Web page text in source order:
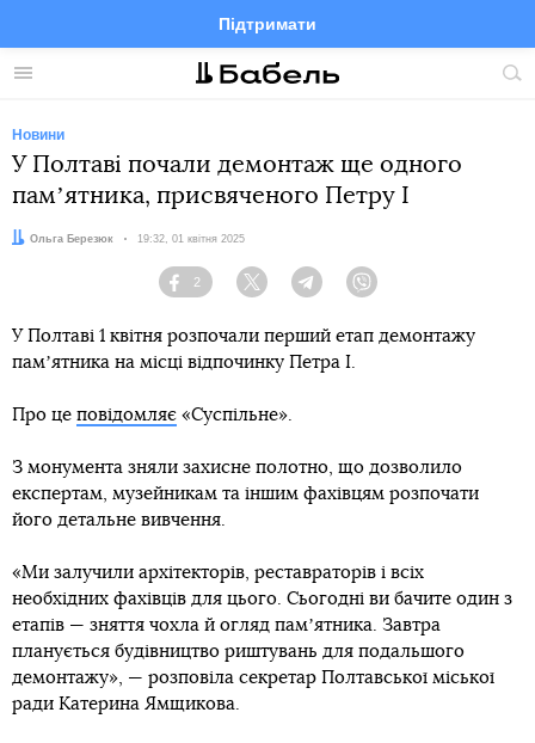
Меню
Підтримати
FacebookTelegramTwitter
Новини
У Полтаві почали демонтаж ще одного
памʼятника, присвяченого Петру I
Автор:
Ольга Березюк Дата:
19:32, 01 квітня 2025
Facebook
2
Twitter TelegramViber
У Полтаві 1 квітня розпочали перший етап демонтажу
памʼятника на місці відпочинку Петра І.
Про це повідомляє «Суспільне».
З монумента зняли захисне полотно, що дозволило
експертам, музейникам та іншим фахівцям розпочати
його детальне вивчення.​
«Ми залучили архітекторів, реставраторів і всіх
необхідних фахівців для цього. Сьогодні ви бачите один з
етапів — зняття чохла й огляд памʼятника. Завтра
планується будівництво риштувань для подальшого
демонтажу», — розповіла секретар Полтавської міської
ради Катерина Ямщикова.​